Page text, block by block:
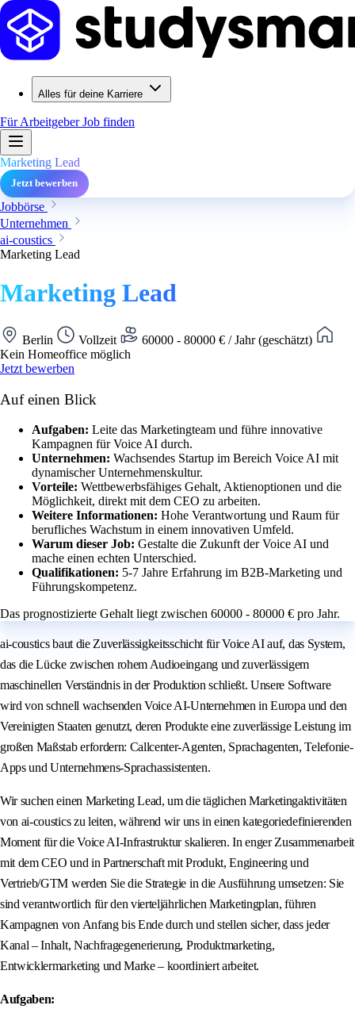
Alles für deine Karriere
Für ArbeitgeberJob finden
Marketing Lead
Jetzt bewerben
Jobbörse
Unternehmen
ai-coustics
Marketing Lead
Marketing Lead
Berlin Vollzeit
60000 - 80000 € / Jahr (geschätzt)
Kein Homeoffice möglich
Jetzt bewerben
Auf einen Blick
Aufgaben: Leite das Marketingteam und führe innovative
Kampagnen für Voice AI durch.
Unternehmen: Wachsendes Startup im Bereich Voice AI mit
dynamischer Unternehmenskultur.
Vorteile: Wettbewerbsfähiges Gehalt, Aktienoptionen und die
Möglichkeit, direkt mit dem CEO zu arbeiten.
Weitere Informationen: Hohe Verantwortung und Raum für
berufliches Wachstum in einem innovativen Umfeld.
Warum dieser Job: Gestalte die Zukunft der Voice AI und
mache einen echten Unterschied.
Qualifikationen: 5-7 Jahre Erfahrung im B2B-Marketing und
Führungskompetenz.
Das prognostizierte Gehalt liegt zwischen 60000 - 80000 € pro Jahr.
ai-coustics baut die Zuverlässigkeitsschicht für Voice AI auf, das System,
das die Lücke zwischen rohem Audioeingang und zuverlässigem
maschinellen Verständnis in der Produktion schließt. Unsere Software
wird von schnell wachsenden Voice AI-Unternehmen in Europa und den
Vereinigten Staaten genutzt, deren Produkte eine zuverlässige Leistung im
großen Maßstab erfordern: Callcenter-Agenten, Sprachagenten, Telefonie-
Apps und Unternehmens-Sprachassistenten.
Wir suchen einen Marketing Lead, um die täglichen Marketingaktivitäten
von ai-coustics zu leiten, während wir uns in einen kategoriedefinierenden
Moment für die Voice AI-Infrastruktur skalieren. In enger Zusammenarbeit
mit dem CEO und in Partnerschaft mit Produkt, Engineering und
Vertrieb/GTM werden Sie die Strategie in die Ausführung umsetzen: Sie
sind verantwortlich für den vierteljährlichen Marketingplan, führen
Kampagnen von Anfang bis Ende durch und stellen sicher, dass jeder
Kanal – Inhalt, Nachfragegenerierung, Produktmarketing,
Entwicklermarketing und Marke – koordiniert arbeitet.
Aufgaben: